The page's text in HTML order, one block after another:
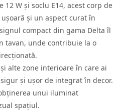
12 W și soclu E14, acest corp de
și un aspect curat în
compact din gama Delta îl
tavan, unde contribuie la o
alte zone interioare în care ai
și ușor de integrat în decor.
unui iluminat
spațiul.